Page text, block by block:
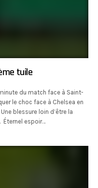
tuile
du match face à Saint-
le choc face à Chelsea en
blessure loin d’être la
Éternel espoir…